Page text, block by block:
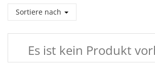
Sortiere nach
Es ist kein Produkt